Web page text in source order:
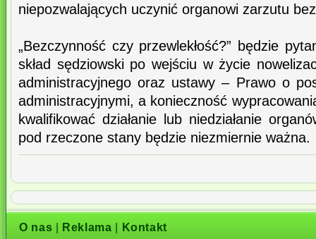
niepozwalających uczynić organowi zarzutu
„Bezczynność czy przewlekłość?” będzie
skład sędziowski po wejściu w życie
administracyjnego oraz ustawy – Prawo o
administracyjnymi, a konieczność
kwalifikować działanie lub niedziałanie
pod rzeczone stany będzie niezmiernie ważna.
O nas Reklama Kontakt